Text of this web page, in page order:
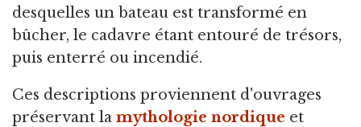
desquelles un bateau est transformé en
bûcher, le cadavre étant entouré de trésors,
puis enterré ou incendié.
Ces descriptions proviennent d'ouvrages
préservant la mythologie nordique et